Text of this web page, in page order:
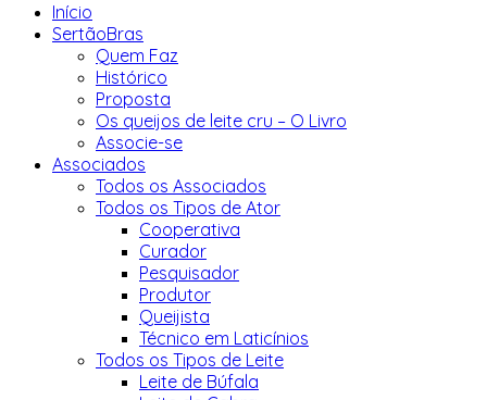
Início
SertãoBras
Quem Faz
Histórico
Proposta
Os queijos de leite cru – O Livro
Associe-se
Associados
Todos os Associados
Todos os Tipos de Ator
Cooperativa
Curador
Pesquisador
Produtor
Queijista
Técnico em Laticínios
Todos os Tipos de Leite
Leite de Búfala